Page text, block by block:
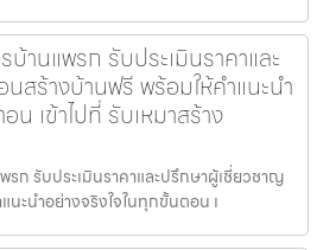
านแพรก รับประเมินราคาและ
สร้างบ้านฟรี พร้อมให้คำแนะนำ
น เข้าไปที่ รับเหมาสร้าง
ก รับประเมินราคาและปรึกษาผู้เชี่ยวชาญ
ะนำอย่างจริงใจในทุกขั้นตอน เ